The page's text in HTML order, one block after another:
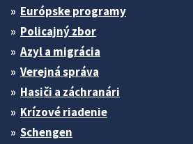
Európske programy
Policajný zbor
Azyl a migrácia
Verejná správa
Hasiči a záchranári
Krízové riadenie
Schengen